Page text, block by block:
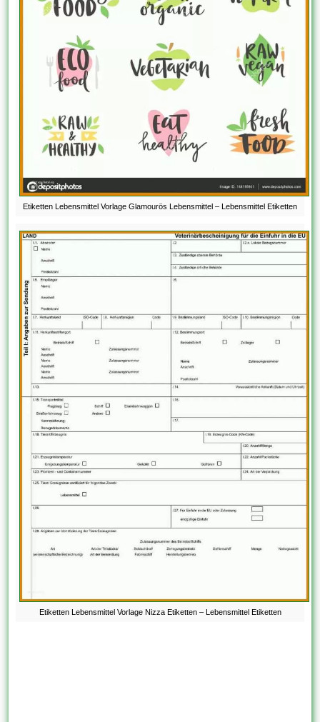
Etiketten Lebensmittel Vorlage Glamourös Lebensmittel – Lebensmittel Etiketten
Etiketten Lebensmittel Vorlage Nizza Etiketten – Lebensmittel Etiketten